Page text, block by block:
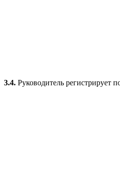
3.4. Руководитель регистрирует